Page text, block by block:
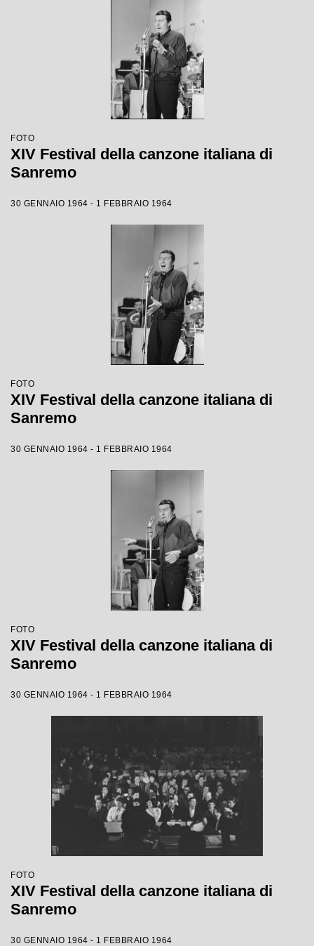
FOTO
XIV Festival della canzone italiana di
Sanremo
30 GENNAIO 1964 - 1 FEBBRAIO 1964
FOTO
XIV Festival della canzone italiana di
Sanremo
30 GENNAIO 1964 - 1 FEBBRAIO 1964
FOTO
XIV Festival della canzone italiana di
Sanremo
30 GENNAIO 1964 - 1 FEBBRAIO 1964
FOTO
XIV Festival della canzone italiana di
Sanremo
30 GENNAIO 1964 - 1 FEBBRAIO 1964